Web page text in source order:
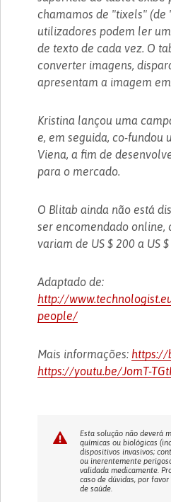
chamamos de "tixels" (de
utilizadores podem ler
de texto de cada vez. O
converter imagens,
apresentam a imagem
Kristina lançou uma
e, em seguida, co-fundou
Viena, a fim de
para o mercado.
O Blitab ainda não está
ser encomendado online,
variam de US $ 200 a US $
Adaptado de:
http://
people/
Mais informações: https://
https://youtu.be/JomT-
Esta solução não deverá
químicas ou biológicas
dispositivos invasivos;
ou inerentemente
validada medicamente.
caso de dúvidas, por
de saúde.